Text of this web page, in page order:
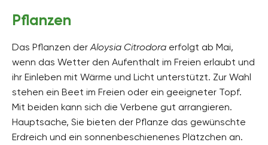
Pflanzen
Das Pflanzen derAloysia Citrodora erfolgt ab Mai,
wenn das Wetter den Aufenthalt im Freien erlaubt und
ihr Einleben mit Wärme und Licht unterstützt. Zur Wahl
stehen ein Beet im Freien oder ein geeigneter Topf.
Mit beiden kann sich die Verbene gut arrangieren.
Hauptsache, Sie bieten der Pflanze das gewünschte
Erdreich und ein sonnenbeschienenes Plätzchen an.